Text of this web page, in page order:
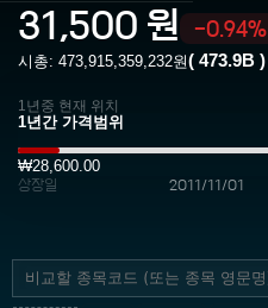
31,500 원 -0.94%
시총: 473,915,359,232원( 473.9B )
1년중 현재 위치
₩28,600.00
상장일 2011/11/01